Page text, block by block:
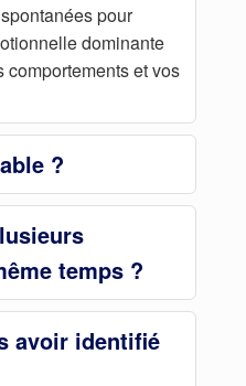
pour
dominante
et vos
?
temps ?
avoir identifié